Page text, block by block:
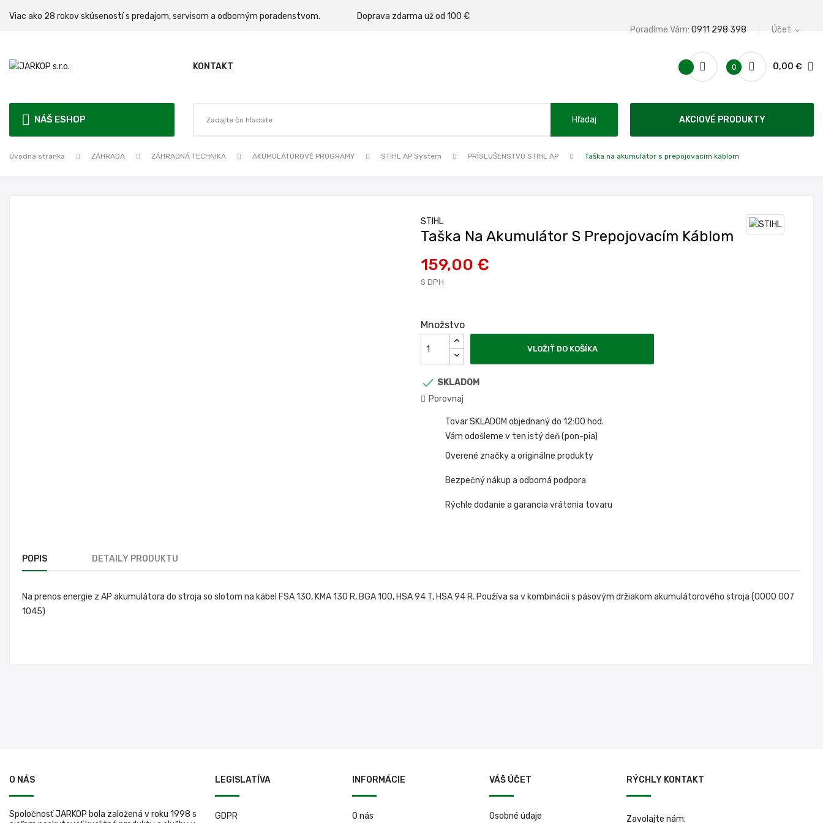
Viac ako 28 rokov skúseností s predajom, servisom a odborným poradenstvom.
Doprava zdarma už od 100 €
Účet expand_more
Poradíme Vám: 0911 298 398
KONTAKT 0 0,00 €
NÁŠ ESHOP Hľadaj AKCIOVÉ PRODUKTY
Úvodná stránka ZÁHRADA ZÁHRADNÁ TECHNIKA AKUMULÁTOROVÉ PROGRAMY STIHL AP Systém PRÍSLUŠENSTVO STIHL AP Taška na akumulátor s prepojovacím káblom
STIHL
Taška Na Akumulátor S Prepojovacím Káblom
159,00 €
S DPH
Množstvo
VLOŽIŤ DO KOŠÍKA
 SKLADOM
Porovnaj
Tovar SKLADOM objednaný do 12:00 hod.
Vám odošleme v ten istý deň (pon-pia)
Overené značky a originálne produkty
Bezpečný nákup a odborná podpora
Rýchle dodanie a garancia vrátenia tovaru
POPIS DETAILY PRODUKTU
Na prenos energie z AP akumulátora do stroja so slotom na kábel FSA 130, KMA 130 R, BGA 100, HSA 94 T, HSA 94 R. Používa sa v kombinácii s pásovým držiakom akumulátorového stroja (0000 007
1045)
O NÁS
Spoločnosť JARKOP bola založená v roku 1998 s
LEGISLATÍVA
GDPR
INFORMÁCIE
O nás
VÁŠ ÚČET
Osobné údaje
RÝCHLY KONTAKT
Zavolajte nám: